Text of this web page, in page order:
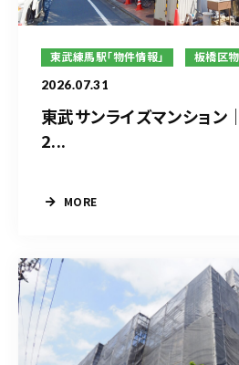
東武練馬駅「物件情報」 板橋区
2026.07.31
東武サンライズマンション
2...
MORE